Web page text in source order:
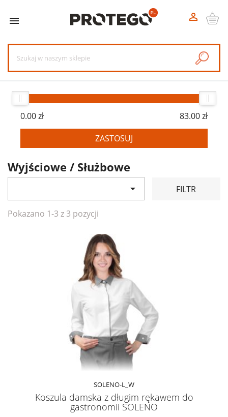
 
0.00 zł
83.00 zł
ZASTOSUJ
Wyjściowe / Służbowe
 FILTR
Pokazano 1-3 z 3 pozycji
SOLENO-L_W
Koszula damska z długim rękawem do
gastronomii SOLENO